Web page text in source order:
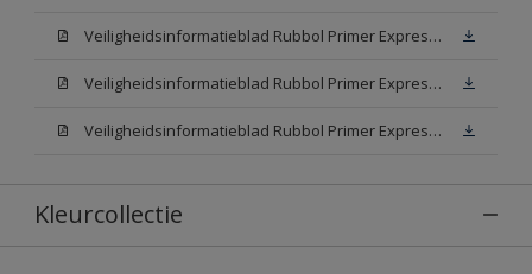
Veiligheidsinformatieblad Rubbol Primer Express White (MSDS)
Veiligheidsinformatieblad Rubbol Primer Express W05 (MSDS)
Veiligheidsinformatieblad Rubbol Primer Express N00 (MSDS)
Kleurcollectie